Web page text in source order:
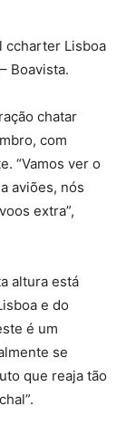
ccharter Lisboa
Boavista.
chatar
com
“Vamos ver o
aviões, nós
extra”,
altura está
e do
é um
se
que reaja tão